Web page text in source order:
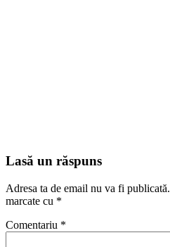
Lasă un răspuns
Adresa ta de email nu va fi publicată.
marcate cu *
Comentariu *